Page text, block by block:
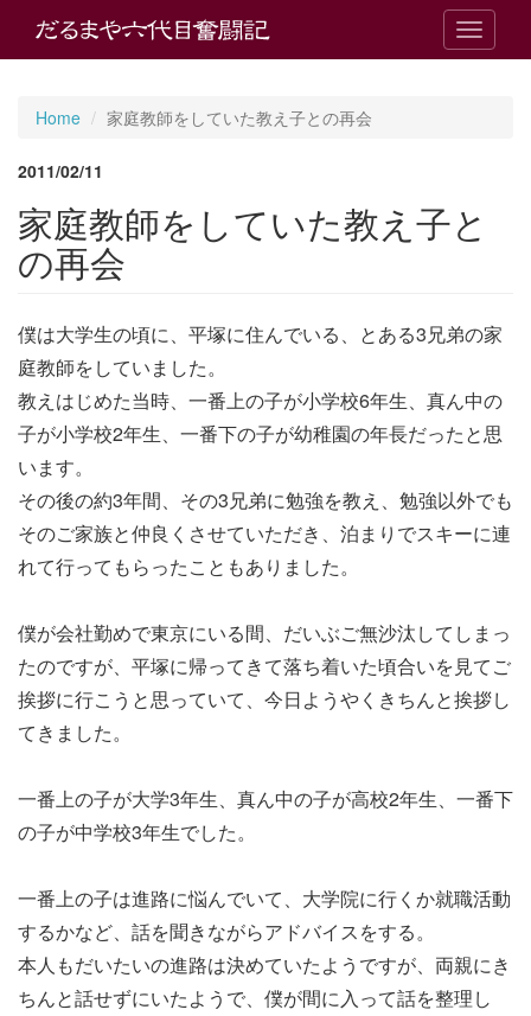
T
o
v
i
i
n
Home 家庭教師をしていた教え子との再会
2011/02/11
家庭教師をしていた教え子と
の再会
僕は大学生の頃に、平塚に住んでいる、とある3兄弟の家
庭教師をしていました。
教えはじめた当時、一番上の子が小学校6年生、真ん中の
子が小学校2年生、一番下の子が幼稚園の年長だったと思
います。
その後の約3年間、その3兄弟に勉強を教え、勉強以外でも
そのご家族と仲良くさせていただき、泊まりでスキーに連
れて行ってもらったこともありました。
僕が会社勤めで東京にいる間、だいぶご無沙汰してしまっ
たのですが、平塚に帰ってきて落ち着いた頃合いを見てご
挨拶に行こうと思っていて、今日ようやくきちんと挨拶し
てきました。
一番上の子が大学3年生、真ん中の子が高校2年生、一番下
の子が中学校3年生でした。
一番上の子は進路に悩んでいて、大学院に行くか就職活動
するかなど、話を聞きながらアドバイスをする。
本人もだいたいの進路は決めていたようですが、両親にき
ちんと話せずにいたようで、僕が間に入って話を整理し